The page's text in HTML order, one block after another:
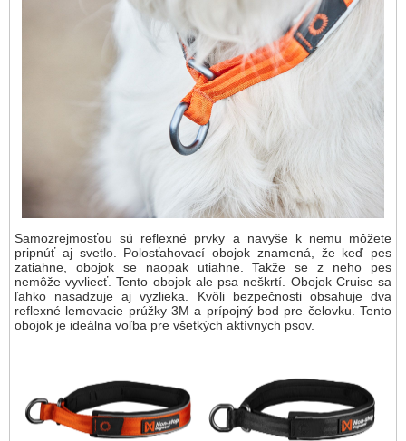
Samozrejmosťou sú reflexné prvky a navyše k nemu môžete
pripnúť aj svetlo. Polosťahovací obojok znamená, že keď pes
zatiahne, obojok se naopak utiahne. Takže se z neho pes
nemôže vyvliecť. Tento obojok ale psa neškrtí. Obojok Cruise sa
ľahko nasadzuje aj vyzlieka. Kvôli bezpečnosti obsahuje dva
reflexné lemovacie prúžky 3M a prípojný bod pre čelovku. Tento
obojok je ideálna voľba pre všetkých aktívnych psov.